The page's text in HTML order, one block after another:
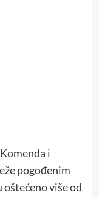
i
pogođenim
više od